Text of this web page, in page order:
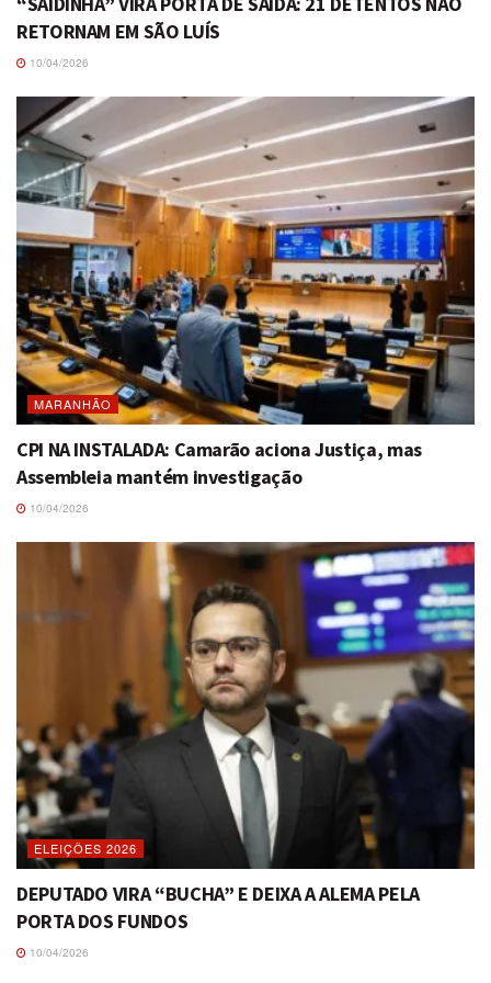
RETORNAM EM SÃO LUÍS
10/04/2026
MARANHÃO
CPI NA INSTALADA: Camarão aciona Justiça, mas
Assembleia mantém investigação
10/04/2026
ELEIÇÕES 2026
DEPUTADO VIRA “BUCHA” E DEIXA A ALEMA PELA
PORTA DOS FUNDOS
10/04/2026